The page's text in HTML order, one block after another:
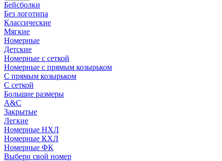
Бейсболки
Без логотипа
Классические
Мягкие
Номерные
Детские
Номерные с сеткой
Номерные с прямым козырьком
С прямым козырьком
С сеткой
Большие размеры
A&C
Закрытые
Легкие
Номерные НХЛ
Номерные КХЛ
Номерные ФК
Выбери свой номер